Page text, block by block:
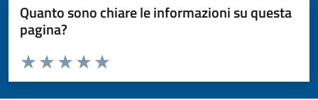
Quanto sono chiare le informazioni su questa
pagina?
Valuta da 1 a 5 stelle la pagina
Valuta 5 stelle su 5
Valuta 4 stelle su 5
Valuta 3 stelle su 5
Valuta 2 stelle su 5
Valuta 1 stelle su 5